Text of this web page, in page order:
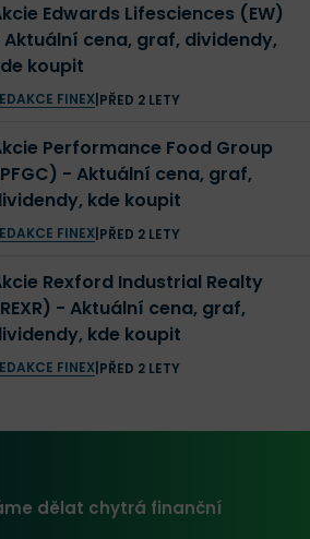
Edwards Lifesciences (EW)
cena, graf, dividendy,
koupit
FINEX| PŘED 2 LETY
Performance Food Group
- Aktuální cena, graf,
kde koupit
FINEX| PŘED 2 LETY
Rexford Industrial Realty
- Aktuální cena, graf,
kde koupit
FINEX| PŘED 2 LETY
dělat chytrá finanční